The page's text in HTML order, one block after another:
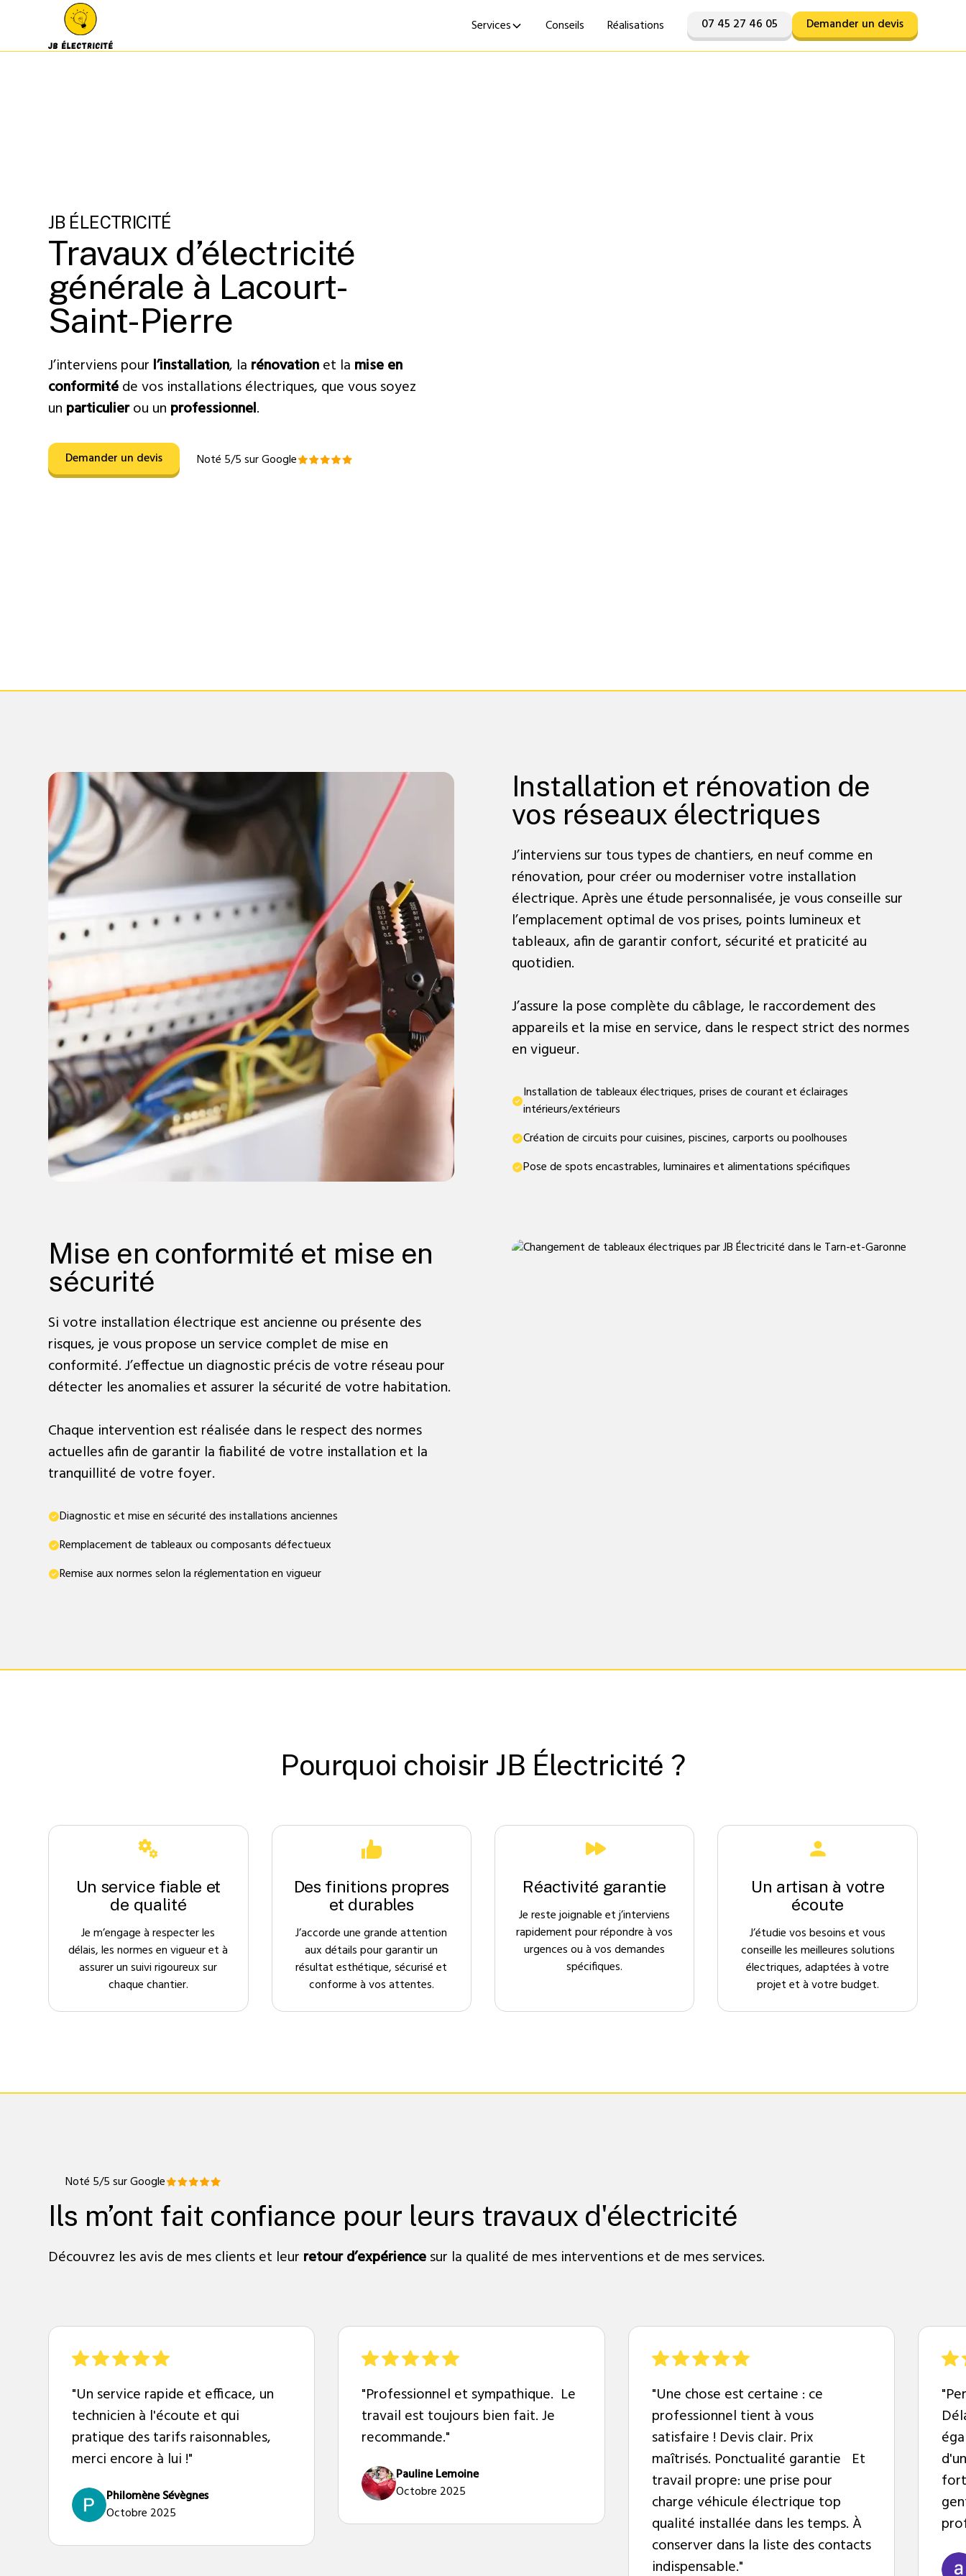
Services Conseils Réalisations 07 45 27 46 05 Demander un devis
JB ÉLECTRICITÉ
Travaux d’électricité
générale à Lacourt-
Saint-Pierre
J’interviens pour l’installation, la rénovationet la mise en
conformitéde vos installations électriques, que vous soyez
un particulierou un professionnel.
Demander un devis Noté 5/5 sur Google
Installation et rénovation de
vos réseaux électriques
J’interviens sur tous types de chantiers, en neuf comme en
rénovation, pour créer ou moderniser votre installation
électrique. Après une étude personnalisée, je vous conseille sur
l’emplacement optimal de vos prises, points lumineux et
tableaux, afin de garantir confort, sécurité et praticité au
quotidien.
J’assure la pose complète du câblage, le raccordement des
appareils et la mise en service, dans le respect strict des normes
en vigueur.
Installation de tableaux électriques, prises de courant et éclairages
intérieurs/extérieurs
Création de circuits pour cuisines, piscines, carports ou poolhouses
Pose de spots encastrables, luminaires et alimentations spécifiques
Mise en conformité et mise en
sécurité
Si votre installation électrique est ancienne ou présente des
risques, je vous propose un service complet de mise en
conformité. J’effectue un diagnostic précis de votre réseau pour
détecter les anomalies et assurer la sécurité de votre habitation.
Chaque intervention est réalisée dans le respect des normes
actuelles afin de garantir la fiabilité de votre installation et la
tranquillité de votre foyer.
Diagnostic et mise en sécurité des installations anciennes
Remplacement de tableaux ou composants défectueux
Remise aux normes selon la réglementation en vigueur
Pourquoi choisir JB Électricité ?
Un service fiable et
de qualité
Je m’engage à respecter les
délais, les normes en vigueur et à
assurer un suivi rigoureux sur
chaque chantier.
Des finitions propres
et durables
J’accorde une grande attention
aux détails pour garantir un
résultat esthétique, sécurisé et
conforme à vos attentes.
Réactivité garantie
Je reste joignable et j’interviens
rapidement pour répondre à vos
urgences ou à vos demandes
spécifiques.
Un artisan à votre
écoute
J’étudie vos besoins et vous
conseille les meilleures solutions
électriques, adaptées à votre
projet et à votre budget.
Noté 5/5 sur Google
Ils m’ont fait confiance pour leurs travaux d'électricité
Découvrez les avis de mes clients et leur retour d’expériencesur la qualité de mes interventions et de mes services.
"Un service rapide et efficace, un
technicien à l'écoute et qui
pratique des tarifs raisonnables,
merci encore à lui !"
Philomène Sévègnes
Octobre 2025
"Professionnel et sympathique. Le
travail est toujours bien fait. Je
recommande."
Pauline Lemoine
Octobre 2025
"Une chose est certaine : ce
professionnel tient à vous
satisfaire ! Devis clair. Prix
maîtrisés. Ponctualité garantie Et
travail propre: une prise pour
charge véhicule électrique top
qualité installée dans les temps. À
conserver dans la liste des contacts
indispensable."